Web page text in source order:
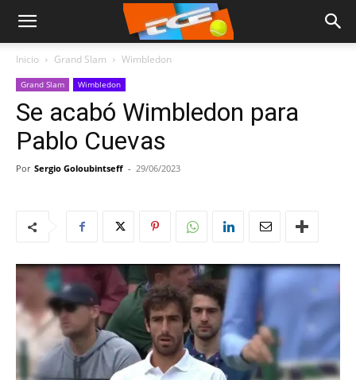
Inicio Grand Slam Wimbledon
Grand Slam Wimbledon
Se acabó Wimbledon para
Pablo Cuevas
Por Sergio Goloubintseff - 29/06/2023